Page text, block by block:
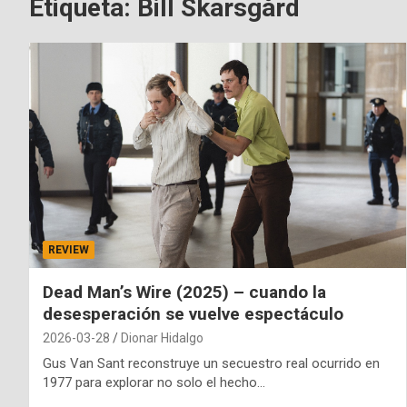
Etiqueta: Bill Skarsgård
REVIEW
Dead Man’s Wire (2025) – cuando la
desesperación se vuelve espectáculo
2026-03-28 Dionar Hidalgo
Gus Van Sant reconstruye un secuestro real ocurrido en
1977 para explorar no solo el hecho…